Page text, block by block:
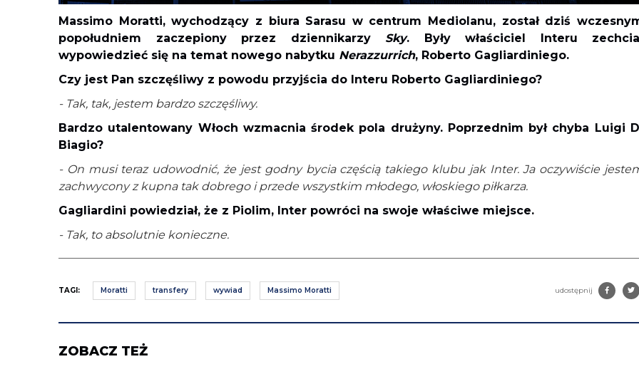
Massimo Moratti, wychodzący z biura Sarasu w centrum Mediolanu, został dziś
popołudniem zaczepiony przez dziennikarzy Sky. Były właściciel Interu
wypowiedzieć się na temat nowego nabytku Nerazzurrich, Roberto Gagliardiniego.
Czy jest Pan szczęśliwy z powodu przyjścia do Interu Roberto Gagliardiniego?
- Tak, tak, jestem bardzo szczęśliwy.
Bardzo utalentowany Włoch wzmacnia środek pola drużyny. Poprzednim był chyba Luigi
Biagio?
- On musi teraz udowodnić, że jest godny bycia częścią takiego klubu jak Inter. Ja oczywiście
zachwycony z kupna tak dobrego i przede wszystkim młodego, włoskiego piłkarza.
Gagliardini powiedział, że z Piolim, Inter powróci na swoje właściwe miejsce.
- Tak, to absolutnie konieczne.
TAGI: Moratti transfery wywiad Massimo Moratti udostępnij
ZOBACZ TEŻ